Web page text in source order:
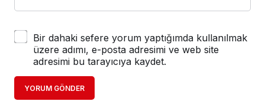
Bir dahaki sefere yorum yaptığımda kullanılmak
üzere adımı, e-posta adresimi ve web site
adresimi bu tarayıcıya kaydet.
YORUM GÖNDER